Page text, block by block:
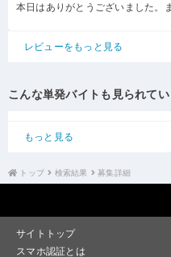
本日はありがとうございました。
レビューをもっと見る
こんな単発バイトも見られて
もっと見る
トップ 検索結果 募集詳細
サイトトップ
スマホ認証とは